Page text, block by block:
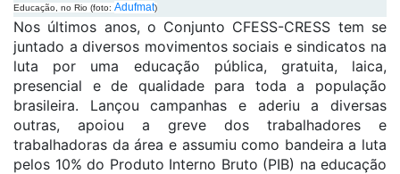
Educação, no Rio (foto: Adufmat)
Nos últimos anos, o Conjunto CFESS-CRESS tem se
juntado a diversos movimentos sociais e sindicatos na
luta por uma educação pública, gratuita, laica,
presencial e de qualidade para toda a população
brasileira. Lançou campanhas e aderiu a diversas
outras, apoiou a greve dos trabalhadores e
trabalhadoras da área e assumiu como bandeira a luta
pelos 10% do Produto Interno Bruto (PIB) na educação